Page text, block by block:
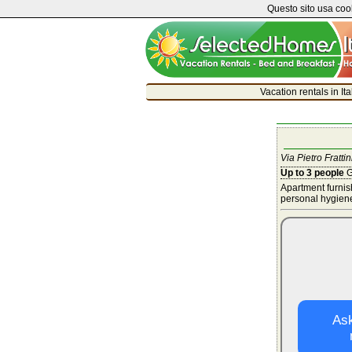
Vacation rentals in
Via Pietro
Up to 3 people
Apartment
personal
Questo sito usa